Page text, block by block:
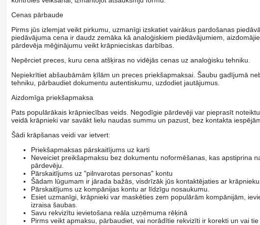
Cenas pārbaude
Pirms jūs izlemjat veikt pirkumu, uzmanīgi izskatiet vairākus pardošanas
piedāvājuma cena ir daudz zemāka kā analoģiskiem piedāvājumiem,
pārdevēja mēģinājumu veikt krāpnieciskas darbības.
Nepērciet preces, kuru cena atšķiras no vidējās cenas uz analoģisku tehniku.
Nepiekrītiet abšaubāmām ķīlām un preces priekšapmaksai. Šaubu gadījumā
tehniku, pārbaudiet dokumentu autentiskumu, uzdodiet jautājumus.
Aizdomīga priekšapmaksa
Pats populārākais krāpniecības veids. Negodīgie pārdevēji var pieprasīt
veidā krāpnieki var savākt lielu naudas summu un pazust, bez kontakta
Šādi krāpšanas veidi var ietvert:
Priekšapmaksas pārskaitījums uz karti
Neveiciet preikšapmaksu bez dokumentu noformēšanas, kas apstiprina
pārdevēju.
Pārskaitījums uz "pilnvarotas personas" kontu
Šādam lūgumam ir jārada bažās, visdrīzāk jūs kontaktējaties ar krāpnieku.
Pārskaitījums uz kompānijas kontu ar līdzīgu nosaukumu.
Esiet uzmanīgi, krāpnieki var maskēties zem populārām kompānijām,
izraisa šaubas.
Savu rekvizītu ievietošana reāla uzņēmuma rēķinā
Pirms veikt apmaksu, pārbaudiet, vai norādītie rekvizīti ir korekti un vai